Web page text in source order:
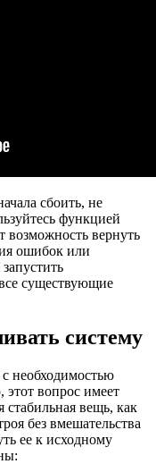
сбоить, не
функцией
возможность вернуть
ошибок или
существующие
систему
необходимостью
этот вопрос имеет
стабильная вещь, как
без вмешательства
ее к исходному